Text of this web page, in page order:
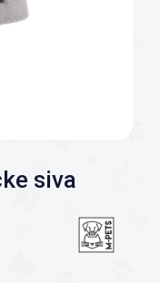
siva